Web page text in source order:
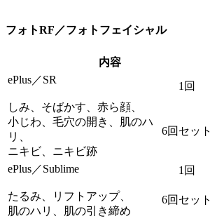
フォトRF／フォトフェイシャル
内容
ePlus／SR
しみ、そばかす、赤ら顔、
小じわ、毛穴の開き、肌のハ
リ、
ニキビ、ニキビ跡
1回
6回セット
ePlus／Sublime
たるみ、リフトアップ、
肌のハリ、肌の引き締め
1回
6回セット